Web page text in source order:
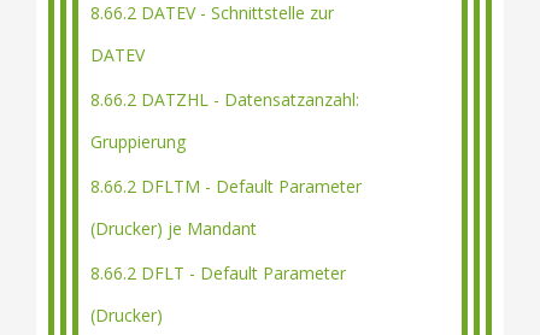
8.66.2 DATEV - Schnittstelle zur
DATEV
8.66.2 DATZHL - Datensatzanzahl:
Gruppierung
8.66.2 DFLTM - Default Parameter
(Drucker) je Mandant
8.66.2 DFLT - Default Parameter
(Drucker)